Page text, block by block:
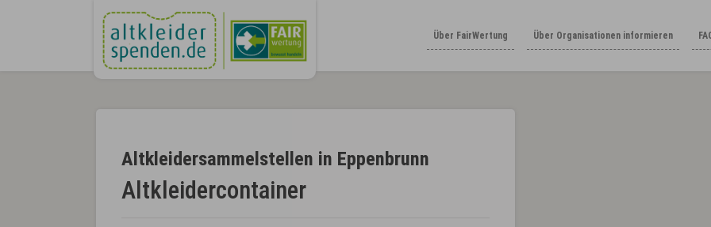
Über FairWertung Über Organisationen informieren
Altkleidersammelstellen in Eppenbrunn
Altkleidercontainer